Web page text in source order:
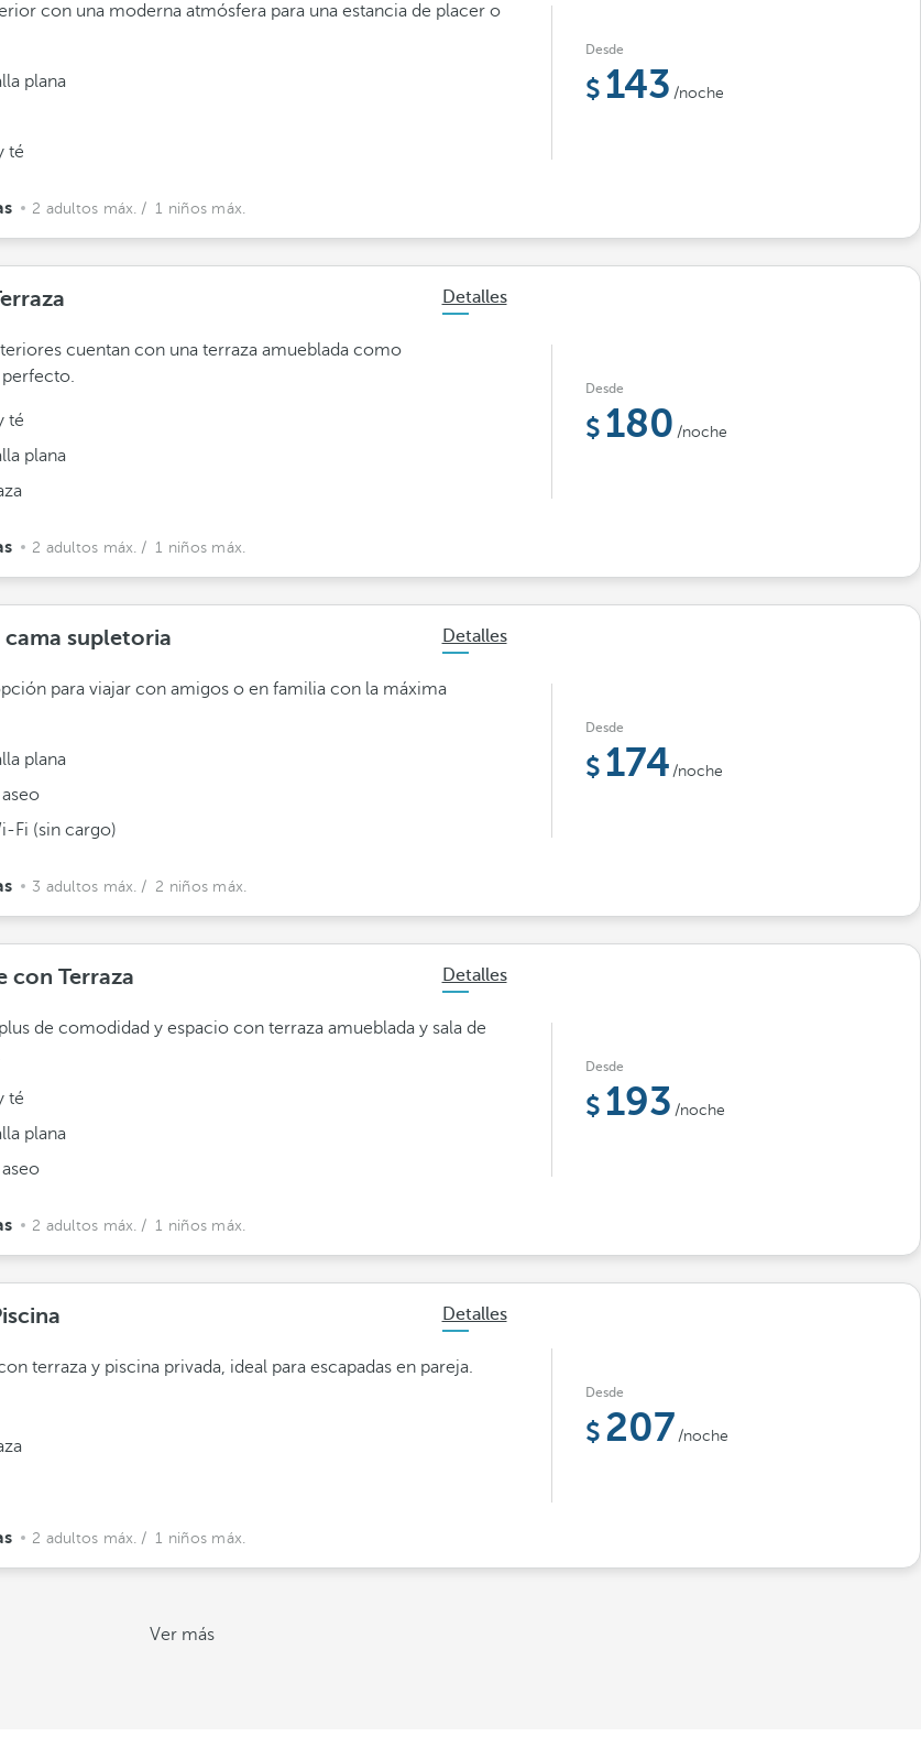
con una moderna atmósfera para una estancia de placer o
plana
té
2 adultos máx. / 1 niños máx.
Desde
143 /noche
Detalles
cuentan con una terraza amueblada como
té
plana
2 adultos máx. / 1 niños máx.
Desde
180 /noche
supletoria Detalles
para viajar con amigos o en familia con la máxima
plana
Fi (sin cargo)
3 adultos máx. / 2 niños máx.
Desde
174 /noche
con Terraza Detalles
de comodidad y espacio con terraza amueblada y sala de
té
plana
2 adultos máx. / 1 niños máx.
Desde
193 /noche
Detalles
terraza y piscina privada, ideal para escapadas en pareja.
2 adultos máx. / 1 niños máx.
Desde
207 /noche
Ver más